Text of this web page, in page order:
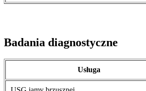
Badania diagnostyczne
Usługa